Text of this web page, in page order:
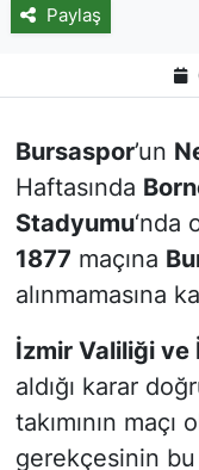
Paylaş
Bursaspor’un
Haftasında
Stadyumu‘nda
1877 maçına
alınmamasına
İzmir Valiliği ve
aldığı karar
takımının
gerekçesinin bu